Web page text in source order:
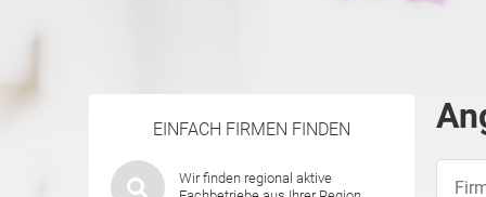
EINFACH FIRMEN FINDEN
Wir finden regional aktive